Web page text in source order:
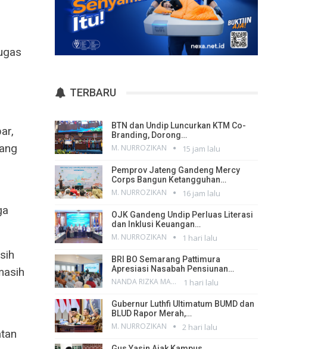
TERBARU
BTN dan Undip Luncurkan KTM Co-
Branding, Dorong…
M. NURROZIKAN 15 jam lalu
Pemprov Jateng Gandeng Mercy
Corps Bangun Ketangguhan…
M. NURROZIKAN 16 jam lalu
OJK Gandeng Undip Perluas Literasi
dan Inklusi Keuangan…
M. NURROZIKAN 1 hari lalu
BRI BO Semarang Pattimura
Apresiasi Nasabah Pensiunan…
NANDA RIZKA MAHENDRA 1 hari lalu
Gubernur Luthfi Ultimatum BUMD dan
BLUD Rapor Merah,…
M. NURROZIKAN 2 hari lalu